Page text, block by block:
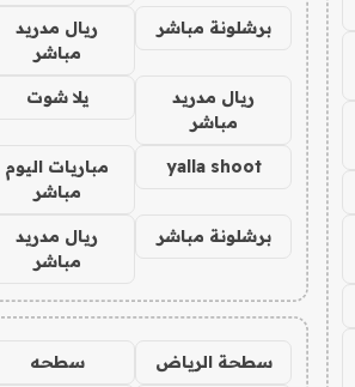
برشلونة مباشر
ريال مدريد
مباشر
ريال مدريد
مباشر
يلا شوت
yalla shoot
مباريات اليوم
مباشر
برشلونة مباشر
ريال مدريد
مباشر
سطحة الرياض سطحه